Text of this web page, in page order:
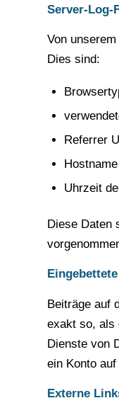
Server-Log-
Von
Dies sind:
Referrer
Uhrzeit
Diese Daten
Beiträge auf
exakt so, als
Dienste von
ein Konto
Externe